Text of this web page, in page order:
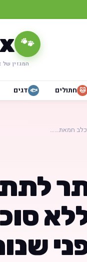
🐾
המגזין של
🐱 חתולים 🐟 דגים
חמאת……